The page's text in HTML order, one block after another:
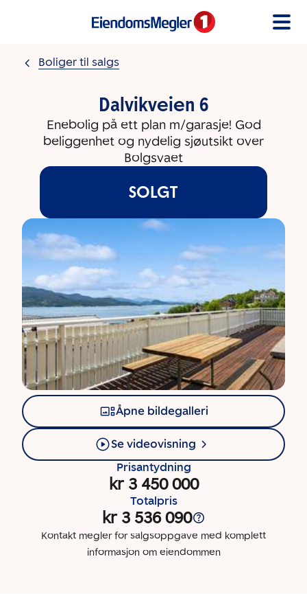
Boliger til salgs
Dalvikveien 6
Enebolig på ett plan m/garasje! God
beliggenhet og nydelig sjøutsikt over
Bolgsvaet
SOLGT
Åpne bildegalleri
Se videovisning
Prisantydning
kr 3 450 000
Totalpris
kr 3 536 090
Kontakt megler for salgsoppgave med komplett
informasjon om eiendommen